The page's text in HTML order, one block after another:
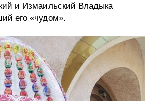
и Измаильский Владыка
его «чудом».